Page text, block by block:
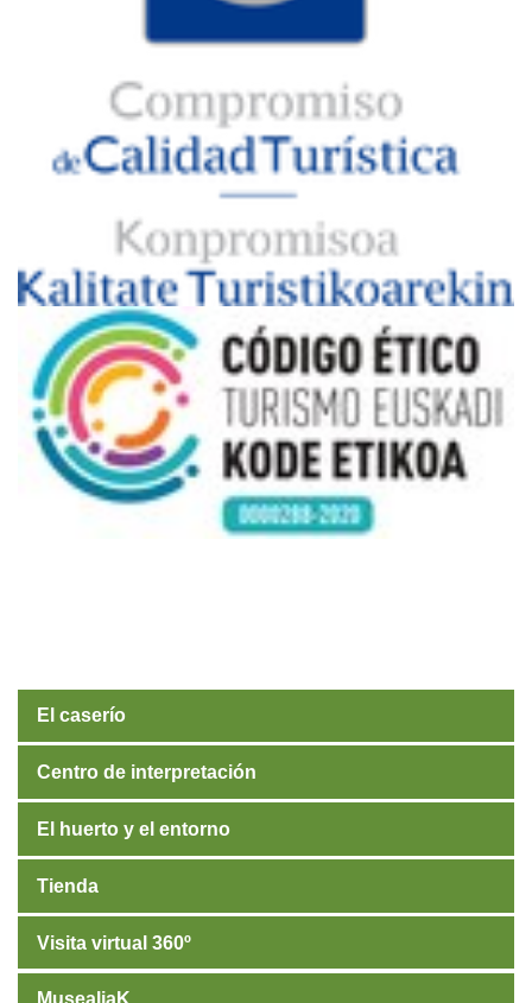
El caserío
Centro de interpretación
El huerto y el entorno
Tienda
Visita virtual 360º